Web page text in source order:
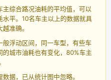
综合路况油耗的平均值，可以
平。10名车主以上的数据就具
准确。
般浮动区间，同一车型，有些车
城市油耗也有变化，80%车主
据，已从统计图中忽略。